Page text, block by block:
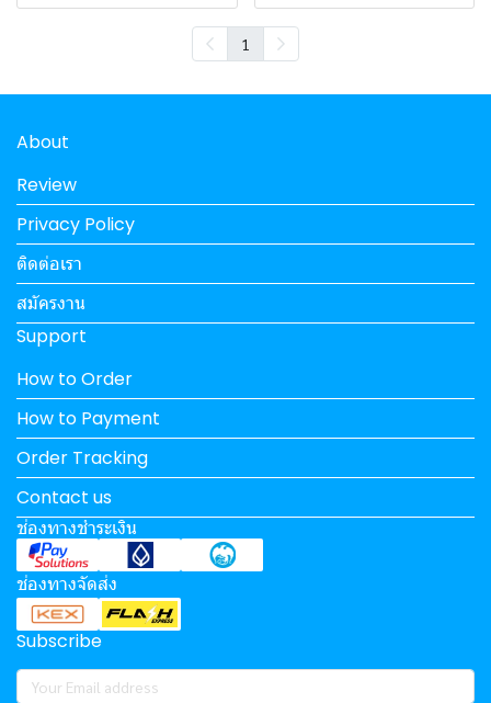
1
About
Review
Privacy Policy
ติดต่อเรา
สมัครงาน
Support
How to Order
How to Payment
Order Tracking
Contact us
ช่องทางชำระเงิน
ช่องทางจัดส่ง
Subscribe